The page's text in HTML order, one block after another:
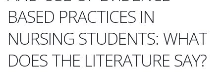
BASED PRACTICES IN
NURSING STUDENTS: WHAT
DOES THE LITERATURE SAY?